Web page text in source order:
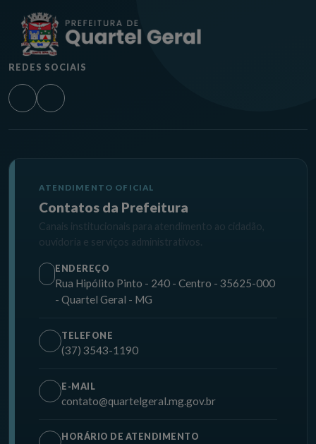
REDES SOCIAIS
ATENDIMENTO OFICIAL
Contatos da Prefeitura
Canais institucionais para atendimento ao cidadão,
ouvidoria e serviços administrativos.
ENDEREÇO
Rua Hipólito Pinto - 240 - Centro - 35625-000
- Quartel Geral - MG
TELEFONE
(37) 3543-1190
E-MAIL
contato@quartelgeral.mg.gov.br
HORÁRIO DE ATENDIMENTO